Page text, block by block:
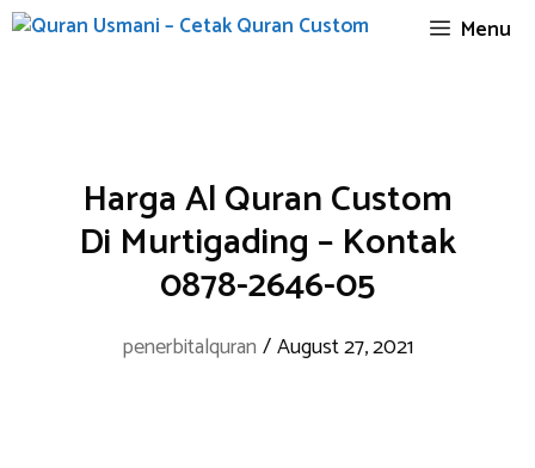
Skip
Menu
Harga Al Quran Custom
Di Murtigading – Kontak
0878-2646-05
penerbitalquran /August 27, 2021